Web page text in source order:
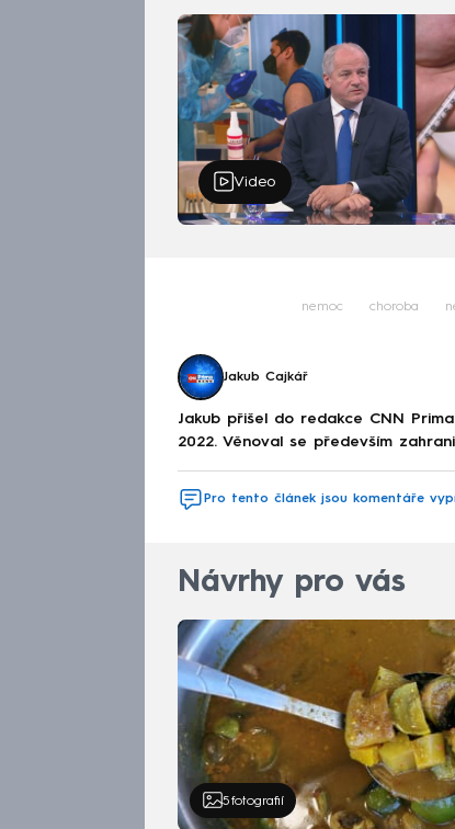
Video
nemoc choroba
Jakub Cajkář
Jakub přišel do redakce CNN
2022. Věnoval se především
Pro tento článek jsou komentáře
Návrhy pro vás
5 fotografií